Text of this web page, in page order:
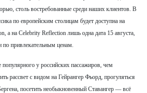
столь востребованные среди наших клиентов. В
по европейским столицам будет доступна на
а на Celebrity Reflection лишь одна дата 15 августа,
привлекательным ценам.
популярного у российских пассажиров, чем
рассвет с видом на Гейрангер Фьорд, прогуляться
посетить необыкновенный Ставангер — всё